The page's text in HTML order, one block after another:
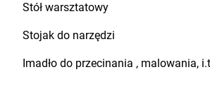
Stół warsztatowy
Stojak do narzędzi
Imadło do przecinania , malowania,